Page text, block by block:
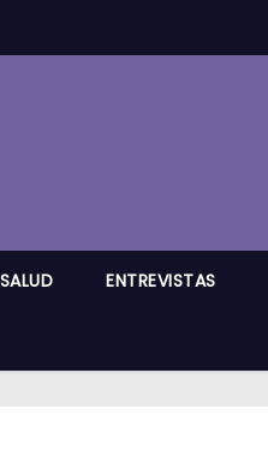
SALUD ENTREVISTAS